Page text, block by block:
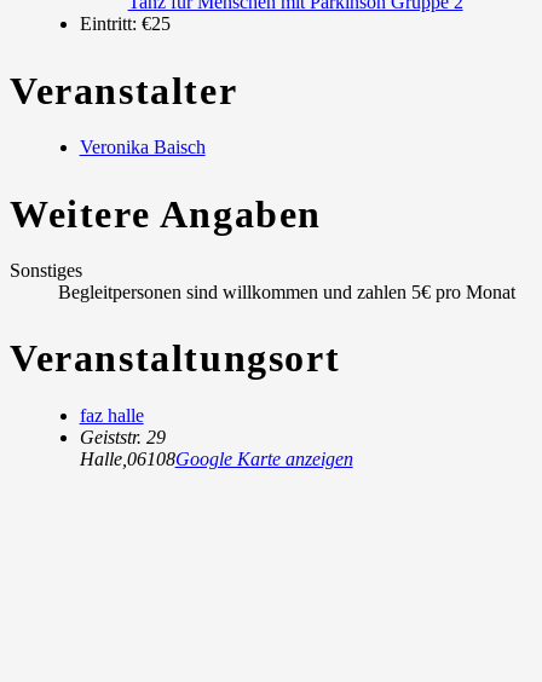
Eintritt: €25
Veranstalter
Veronika Baisch
Weitere Angaben
Sonstiges
Begleitpersonen sind willkommen und zahlen 5€ pro Monat
Veranstaltungsort
faz halle
Geiststr. 29
Halle, 06108Google Karte anzeigen